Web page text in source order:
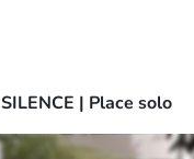
SILENCE | Place solo